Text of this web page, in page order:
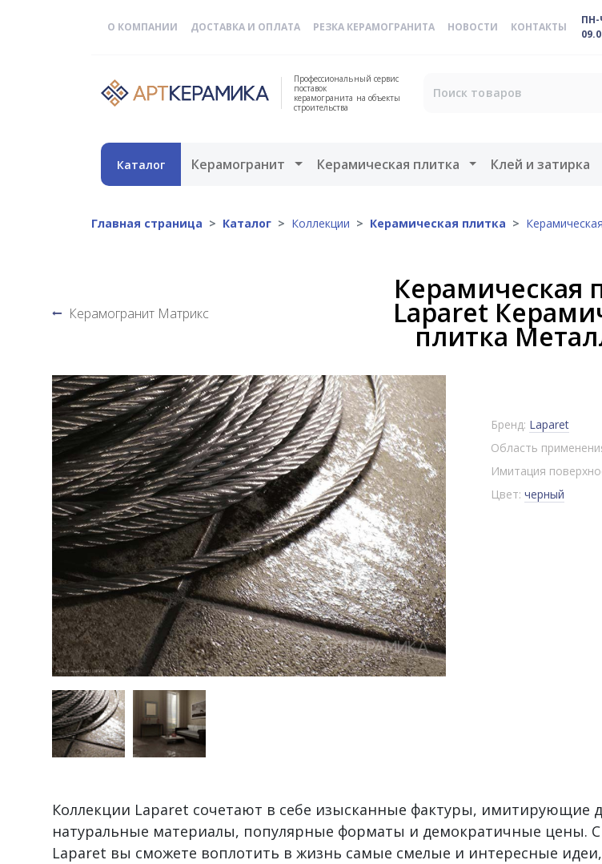
О КОМПАНИИ ДОСТАВКА И ОПЛАТА РЕЗКА КЕРАМОГРАНИТА НОВОСТИ КОНТАКТЫ
ПН-
Профессиональный сервис
поставок
керамогранита на объекты
строительства
Каталог Керамогранит Открыть меню
Керамическая плитка Открыть меню
Клей и затирка
Главная страница Каталог Коллекции Керамическая плитка
Керамогранит Матрикс
Керамическая
Laparet
плитка
Бренд: Laparet
Область
Имитация
Цвет: черный
Коллекции Laparet сочетают в себе изысканные фактуры, имитирующие
натуральные материалы, популярные форматы и демократичные цены. С
Laparet вы сможете воплотить в жизнь самые смелые и интересные идеи,